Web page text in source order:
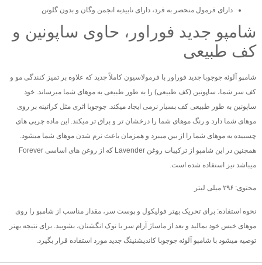
دارای فرمول منحصر به فرد، دارای تاییدیه انجمن وگان و بدون گلوتن
شامپو جدید فوراور، حاوی ساپونین و
کف طبیعی
شامپو آلوئه جوجوبا جدید فوراور با فرمولاسیون کاملاً جدید که علاوه بر تمیز کنندگی مو و
کف سر شما، ساپونین (کف طبیعی) را به طور طبیعی به موهای شما میرساند. خود
ساپونین به طور طبیعی کف بسیار نرمی ایجاد میکند. جوجوبا اثری مثل کراتینه بر روی
موهای شما دارد و رنگ موهای شما را درخشان تر و براق تر میکند. این ماده چربی های
چسبیده به موهای شما را از بین میبرد و همزمان باعث نرم شدن موهای شما میشود.
همچنین در این شامپو از ترکیبات روغن Lavender که از روغن های اساسی Forever
میباشد نیز استفاده شده است.
محتوی: ۲۹۶ میلی لیتر
نحوه استفاده: برای تحریک بهتر فولیکول و پوست سر، مقدار مناسب از شامپو را روی
موهای خیس خود بمالید و بعد از ماساژ آرام سر با نوک انگشتان، بشویید. برای نتیجه بهتر
توصیه میشود با شامپو آلوئه جوجوبا کاندیشنینگ جدید مورد استفاده قرار بگیرد.